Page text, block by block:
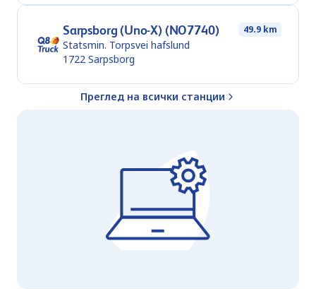
Sarpsborg (Uno-X) (NO7740) 49.9 km
Statsmin. Torpsvei hafslund
1722 Sarpsborg
Преглед на всички станции